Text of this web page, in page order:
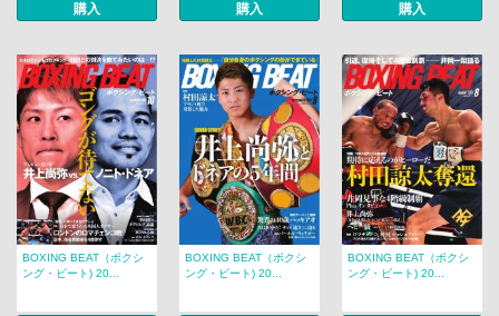
購入 購入 購入
BOXING BEAT（ボクシ
ング・ビート) 20...
BOXING BEAT（ボクシ
ング・ビート) 20...
BOXING BEAT（ボクシ
ング・ビート) 20...